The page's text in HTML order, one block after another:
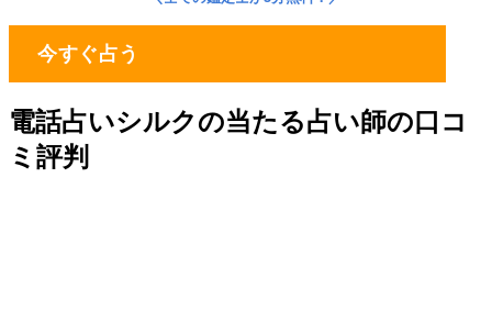
今すぐ占う
電話占いシルクの当たる占い師の口コ
ミ評判